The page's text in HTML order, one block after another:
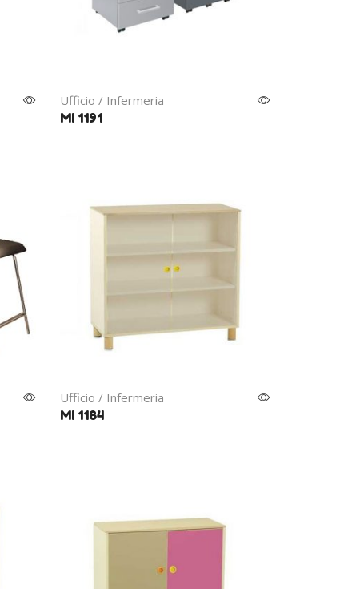
Ufficio / Infermeria
MI 1191
Ufficio / Infermeria
MI 1184